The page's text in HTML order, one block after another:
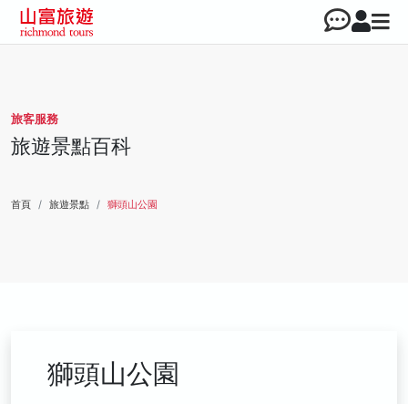
旅客服務
旅遊景點百科
首頁 旅遊景點 獅頭山公園
獅頭山公園